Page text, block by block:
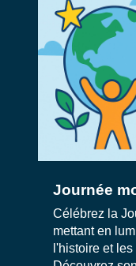
Journée
Célébrez la
mettant en
l'histoire et